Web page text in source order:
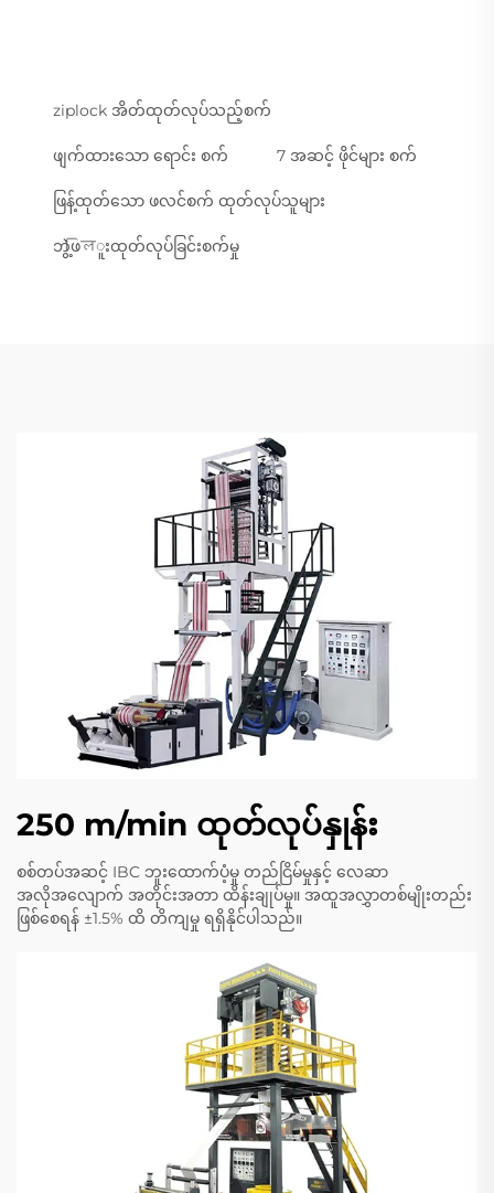
ziplock အိတ်ထုတ်လုပ်သည့်စက်
ဖျက်ထားသော ရောင်း စက် 7 အဆင့် ဖိုင်များ စက်
ဖြန့်ထုတ်သော ဖလင်စက် ထုတ်လုပ်သူများ
ဘွဲ့ဖিলူးထုတ်လုပ်ခြင်းစက်မှု
250 m/min ထုတ်လုပ်နှုန်း
စစ်တပ်အဆင့် IBC ဘူးထောက်ပံ့မှု တည်ငြိမ်မှုနှင့် လေဆာ
အလိုအလျောက် အတိုင်းအတာ ထိန်းချုပ်မှု။ အထူအလွှာတစ်မျိုးတည်း
ဖြစ်စေရန် ±1.5% ထိ တိကျမှု ရရှိနိုင်ပါသည်။